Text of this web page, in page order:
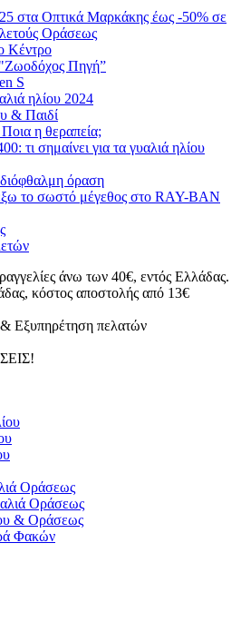
στα Οπτικά Μαρκάκης έως -50% σε
Οράσεως
Κέντρο
Πηγή”
S
ηλίου 2024
& Παιδί
η θεραπεία;
τι σημαίνει για τα γυαλιά ηλίου
όραση
το σωστό μέγεθος στο RAY-BAN
άνω των 40€, εντός Ελλάδας.
κόστος αποστολής από 13€
Εξυπηρέτηση πελατών
Οράσεως
Οράσεως
& Οράσεως
Φακών